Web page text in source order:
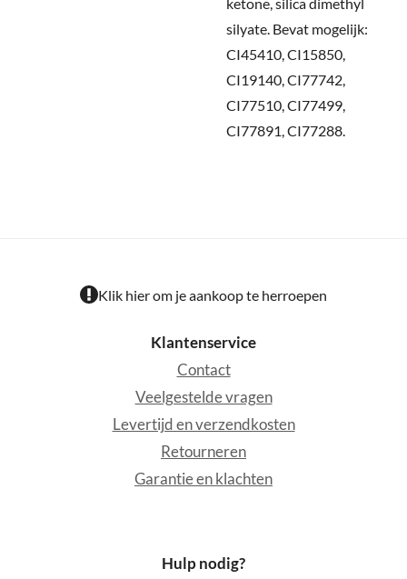
silyate. Bevat mogelijk:
CI45410, CI15850,
CI19140, CI77742,
CI77510, CI77499,
CI77891, CI77288.
Klik hier om je aankoop te herroepen
Klantenservice
Contact
Veelgestelde vragen
Levertijd en verzendkosten
Retourneren
Garantie en klachten
Hulp nodig?